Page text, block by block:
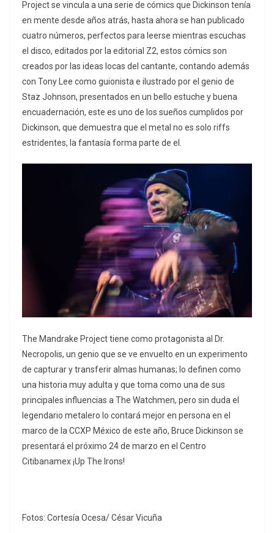
Project se vincula a una serie de cómics que Dickinson tenía
en mente desde años atrás, hasta ahora se han publicado
cuatro números, perfectos para leerse mientras escuchas
el disco, editados por la editorial Z2, estos cómics son
creados por las ideas locas del cantante, contando además
con Tony Lee como guionista e ilustrado por el genio de
Staz Johnson, presentados en un bello estuche y buena
encuadernación, este es uno de los sueños cumplidos por
Dickinson, que demuestra que el metal no es solo riffs
estridentes, la fantasía forma parte de el.
The Mandrake Project tiene como protagonista al Dr.
Necropolis, un genio que se ve envuelto en un experimento
de capturar y transferir almas humanas; lo definen como
una historia muy adulta y que toma como una de sus
principales influencias a The Watchmen, pero sin duda el
legendario metalero lo contará mejor en persona en el
marco de la CCXP México de este año, Bruce Dickinson se
presentará el próximo 24 de marzo en el Centro
Citibanamex ¡Up The Irons!
Fotos: Cortesía Ocesa/ César Vicuña